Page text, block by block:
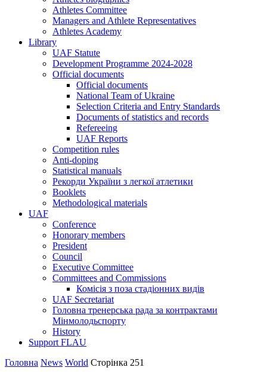
Athletes Committee
Managers and Athlete Representatives
Athletes Academy
Library
UAF Statute
Development Programme 2024-2028
Official documents
Official documents
National Team of Ukraine
Selection Criteria and Entry Standards
Documents of statistics and records
Refereeing
UAF Reports
Competition rules
Anti-doping
Statistical manuals
Рекорди України з легкої атлетики
Booklets
Methodological materials
UAF
Conference
Honorary members
President
Council
Executive Committee
Committees and Commissions
Комісія з поза стадіонних видів
UAF Secretariat
Головна тренерська рада за контрактами
Мінмолодьспорту
History
Support FLAU
Головна News World Сторінка 251